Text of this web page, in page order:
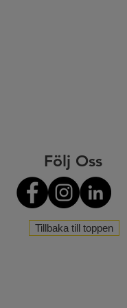
BETALADE DU MED
Efter vi mottagit din
med returbekräftelse.
När du handlat med
returnera kommer
har betalat
Har du returnerat
som du fick i
samband med att
HUR VET JAG NÄR
MITT
Du får ett sms till
Följ Oss
Tillbaka till toppen